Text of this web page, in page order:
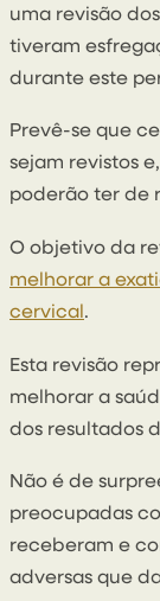
uma revisão
tiveram
durante este
Prevê-se que
sejam revistos
poderão ter de
O objetivo da
melhorar a
cervical .
Esta revisão
melhorar a
dos resultados
Não é de
preocupadas
receberam e
adversas que